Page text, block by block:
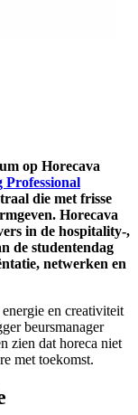
op Horecava
Professional
die met frisse
Horecava
in de hospitality-,
de studentendag
netwerken en
en creativiteit
beursmanager
zien dat horeca niet
met toekomst.